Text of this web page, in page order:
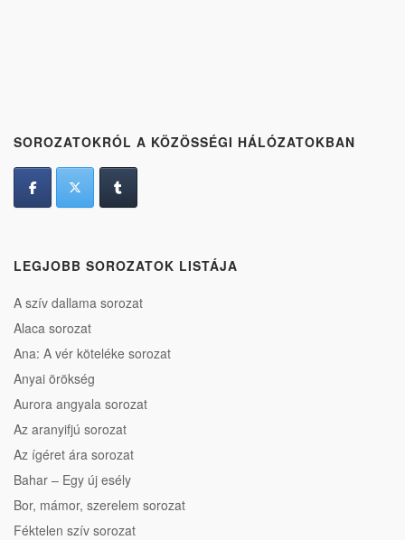
SOROZATOKRÓL A KÖZÖSSÉGI HÁLÓZATOKBAN
LEGJOBB SOROZATOK LISTÁJA
A szív dallama sorozat
Alaca sorozat
Ana: A vér köteléke sorozat
Anyai örökség
Aurora angyala sorozat
Az aranyifjú sorozat
Az ígéret ára sorozat
Bahar – Egy új esély
Bor, mámor, szerelem sorozat
Féktelen szív sorozat